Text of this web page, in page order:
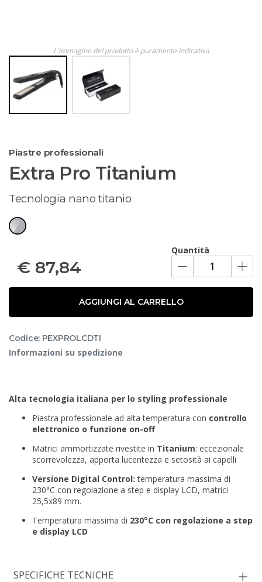
L'immagine del prodotto è puramente indicativa
Piastre professionali
Extra Pro Titanium
Tecnologia nano titanio
Quantità
€ 87,84
AGGIUNGI AL CARRELLO
Codice: PEXPROLCDTI
Informazioni su spedizione
Alta tecnologia italiana per lo styling professionale
Piastra professionale ad alta temperatura con controllo
elettronico o funzione on-off
Matrici ammortizzate rivestite in Titanium: eccezionale
scorrevolezza, apporta lucentezza e setosità ai capelli
Versione Digital Control: temperatura massima di
230°C con regolazione a step e display LCD, matrici
25,5x89 mm.
Temperatura massima di 230°C con regolazione a step
e display LCD
SPECIFICHE TECNICHE